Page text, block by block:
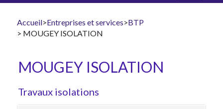
Accueil>Entreprises et services>BTP
> MOUGEY ISOLATION
MOUGEY ISOLATION
Travaux isolations